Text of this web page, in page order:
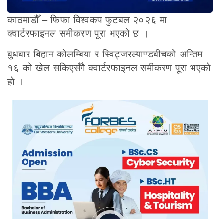
काठमाडौँ – फिफा विश्वकप फुटबल २०२६ मा
क्वार्टरफाइनल समीकरण पूरा भएको छ ।
बुधबार बिहान कोलम्बिया र स्विट्जरल्याण्डबीचको अन्तिम
१६ को खेल सकिएसँगै क्वार्टरफाइनल समीकरण पूरा भएको
हो ।